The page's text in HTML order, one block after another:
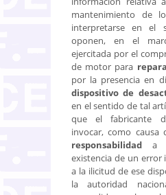
mantenimiento de
interpretarse en el
oponen, en el
ejercitada por el
de motor para
por la presencia en
dispositivo de
en el sentido de tal
que el fabricante
invocar, como
responsabilidad a
existencia de un error
a la ilicitud de ese
la autoridad